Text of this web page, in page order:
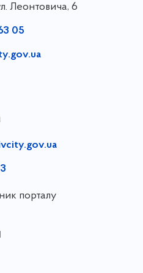
Леонтовича, 6
05
порталу